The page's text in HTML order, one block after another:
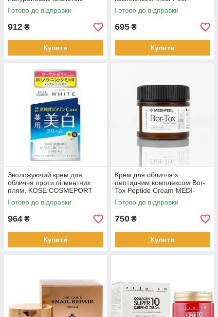
Moisture Mild White,60 г,
(380910)
Готово до відправки
912 ₴
Купити
Premium,100 мл(345550)
Готово до відправки
695 ₴
Купити
Зволожуючий крем для
обличчя проти пігментних
плям, KOSE COSMEPORT
"Moisture Mild White"(381498)
Готово до відправки
964 ₴
Купити
Крем для обличчя з
пептидним комплексом Bor-
Tox Peptide Cream MEDI-
PEEL, 50 мл (347455)
Готово до відправки
750 ₴
Купити